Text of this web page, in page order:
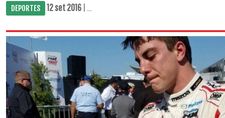
DEPORTES 12 set 2016 | ...